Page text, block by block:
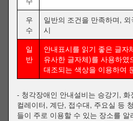
우
수
일반의 조건을 만족하며,
시
일
반
안내표시를 읽기 좋은 글자
유사한 글자체)를 사용하였
대조되는 색상을 이용하여
- 청각장애인 안내설비는 승강기,
컬레이터, 계단, 접수대, 주요실 등
들이 주로 이용할 수 있는 장소를